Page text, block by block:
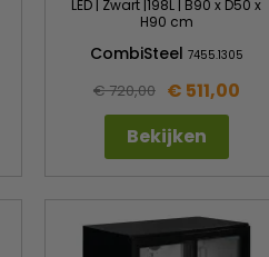
LED | Zwart |198L | B90 x D50 x
H90 cm
CombiSteel 7455.1305
€ 720,00 € 511,00
Bekijken